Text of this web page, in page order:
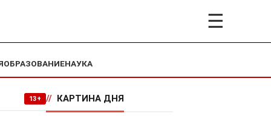
☰
ОБРАЗОВАНИЕНАУКА
13+ // КАРТИНА ДНЯ